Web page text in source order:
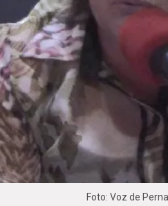
Foto: Voz de